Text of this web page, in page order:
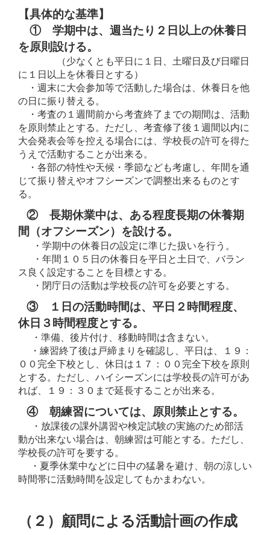
【具体的な基準】
① 学期中は、週当たり２日以上の休養日
を原則設ける。
（少なくとも平日に１日、土曜日及び日曜日
に１日以上を休養日とする）
・週末に大会参加等で活動した場合は、休養日を他
の日に振り替える。
・考査の１週間前から考査終了までの期間は、活動
を原則禁止とする。ただし、考査修了後１週間以内に
大会発表会等を控える場合には、学校長の許可を得た
うえで活動することが出来る。
・各部の特性や天候・季節なども考慮し、年間を通
じて振り替えやオフシーズンで調整出来るものとす
る。
② 長期休業中は、ある程度長期の休養期
間（オフシーズン）を設ける。
・学期中の休養日の設定に準じた扱いを行う。
・年間１０５日の休養日を平日と土日で、バラン
ス良く設定することを目標とする。
・閉庁日の活動は学校長の許可を必要とする。
③ １日の活動時間は、平日２時間程度、
休日３時間程度とする。
・準備、後片付け、移動時間は含まない。
・練習終了後は戸締まりを確認し、平日は、１９：
００完全下校とし、休日は１７：００完全下校を原則
とする。ただし、ハイシーズンには学校長の許可があ
れば、１９：３０まで延長することが出来る。
④ 朝練習については、原則禁止とする。
・放課後の課外講習や検定試験の実施のため部活
動が出来ない場合は、朝練習は可能とする。ただし、
学校長の許可を要する。
・夏季休業中などに日中の猛暑を避け、朝の涼しい
時間帯に活動時間を設定してもかまわない。
（２）顧問による活動計画の作成